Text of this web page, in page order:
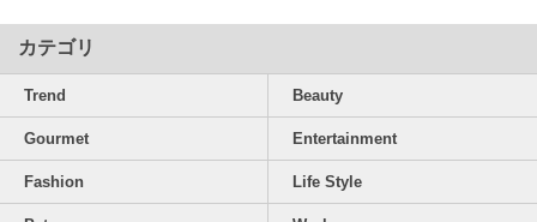
カテゴリ
Trend Beauty
Gourmet Entertainment
Fashion Life Style